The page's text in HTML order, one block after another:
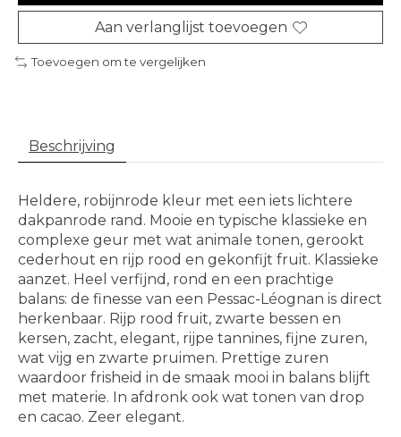
Aan verlanglijst toevoegen
Toevoegen om te vergelijken
Beschrijving
Heldere, robijnrode kleur met een iets lichtere
dakpanrode rand. Mooie en typische klassieke en
complexe geur met wat animale tonen, gerookt
cederhout en rijp rood en gekonfijt fruit. Klassieke
aanzet. Heel verfijnd, rond en een prachtige
balans: de finesse van een Pessac-Léognan is direct
herkenbaar. Rijp rood fruit, zwarte bessen en
kersen, zacht, elegant, rijpe tannines, fijne zuren,
wat vijg en zwarte pruimen. Prettige zuren
waardoor frisheid in de smaak mooi in balans blijft
met materie. In afdronk ook wat tonen van drop
en cacao. Zeer elegant.